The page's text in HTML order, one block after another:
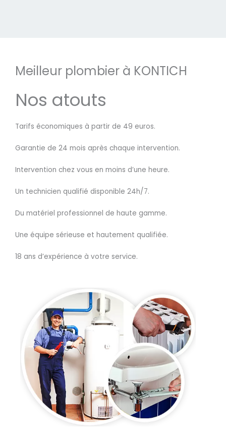
Meilleur plombier à KONTICH
Nos atouts
Tarifs économiques à partir de 49 euros.
Garantie de 24 mois après chaque intervention.
Intervention chez vous en moins d’une heure.
Un technicien qualifié disponible 24h/7.
Du matériel professionnel de haute gamme.
Une équipe sérieuse et hautement qualifiée.
18 ans d’expérience à votre service.